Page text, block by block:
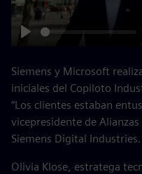
Siemens y Microsoft
iniciales del Copiloto
“Los clientes estaban
vicepresidente de
Siemens Digital Industries.
Olivia Klose, estratega